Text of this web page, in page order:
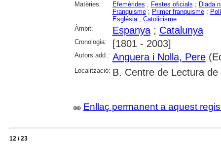
Matèries: Efemèrides ; Festes oficials ; Diada
Franquisme; Primer franquisme;
Església; Catolicisme
Àmbit:
Espanya; Catalunya
Cronologia: [1801 - 2003]
Autors add.: Anguera i Nolla, Pere
Localització: B. Centre de Lectura
Enllaç permanent a aquest
12 / 23